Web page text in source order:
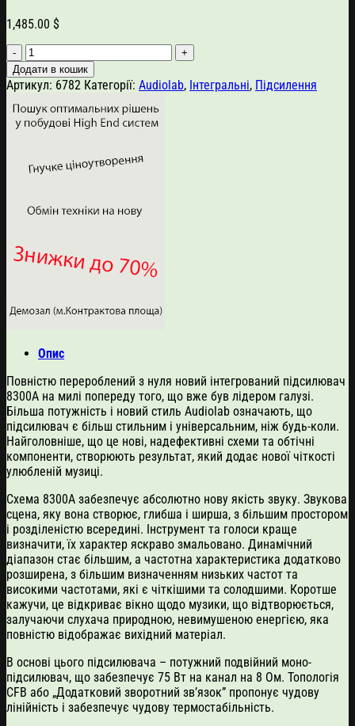
1,485.00 $
Audiolab
8300A
кількість
Додати в кошик
Артикул: 6782 Категорії: Audiolab, Інтегральні, Підсилення
Опис
Повністю перероблений з нуля новий інтегрований підсилювач
8300A на милі попереду того, що вже був лідером галузі.
Більша потужність і новий стиль Audiolab означають, що
підсилювач є більш стильним і універсальним, ніж будь-коли.
Найголовніше, що це нові, надефективні схеми та обтічні
компоненти, створюють результат, який додає нової чіткості
улюбленій музиці.
Схема 8300A забезпечує абсолютно нову якість звуку. Звукова
сцена, яку вона створює, глибша і ширша, з більшим простором
і розділеністю всередині. Інструмент та голоси краще
визначити, їх характер яскраво змальовано. Динамічний
діапазон стає більшим, а частотна характеристика додатково
розширена, з більшим визначенням низьких частот та
високими частотами, які є чіткішими та солодшими. Коротше
кажучи, це відкриває вікно щодо музики, що відтворюється,
залучаючи слухача природною, невимушеною енергією, яка
повністю відображає вихідний матеріал.
В основі цього підсилювача – потужний подвійний моно-
підсилювач, що забезпечує 75 Вт на канал на 8 Ом. Топологія
CFB або „Додатковий зворотний зв’язок” пропонує чудову
лінійність і забезпечує чудову термостабільність.